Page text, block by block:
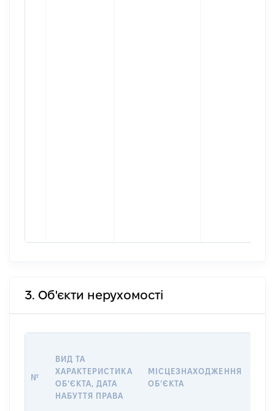
3. Об'єкти нерухомості
№
ВИД ТА
ХАРАКТЕРИСТИКА
ОБʼЄКТА, ДАТА
НАБУТТЯ ПРАВА
МІСЦЕЗНАХОДЖЕННЯ
ОБʼЄКТА